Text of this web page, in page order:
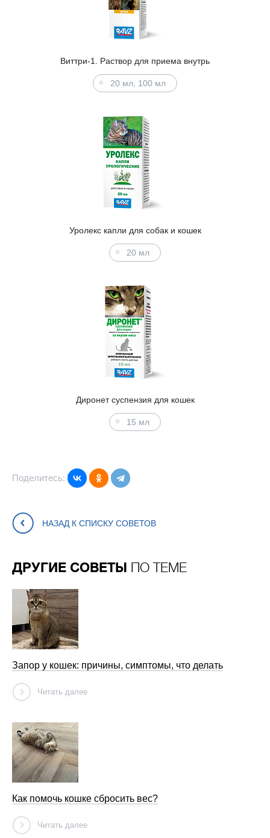
Виттри-1. Раствор для приема внутрь
20 мл, 100 мл
Уролекс капли для собак и кошек
20 мл
Диронет суспензия для кошек
15 мл
Поделитесь:
НАЗАД К СПИСКУ СОВЕТОВ
ДРУГИЕ СОВЕТЫ ПО ТЕМЕ
Запор у кошек: причины, симптомы, что делать
Читать далее
Как помочь кошке сбросить вес?
Читать далее